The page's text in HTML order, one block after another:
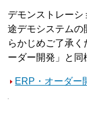
デモンストレーシ
途デモシステムの
らかじめご了承
ーダー開発」と同
ERP・オーダー